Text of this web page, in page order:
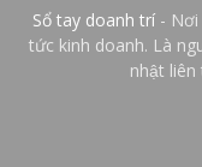
Sổ tay doanh trí -
tức kinh doanh. Là
nhật